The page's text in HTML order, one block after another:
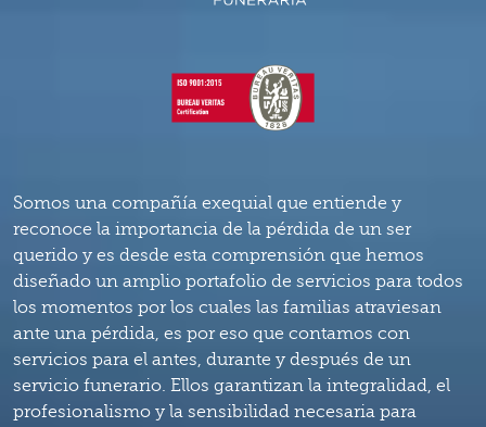
Somos una compañía exequial que entiende y
reconoce la importancia de la pérdida de un ser
querido y es desde esta comprensión que hemos
diseñado un amplio portafolio de servicios para todos
los momentos por los cuales las familias atraviesan
ante una pérdida, es por eso que contamos con
servicios para el antes, durante y después de un
servicio funerario. Ellos garantizan la integralidad, el
profesionalismo y la sensibilidad necesaria para